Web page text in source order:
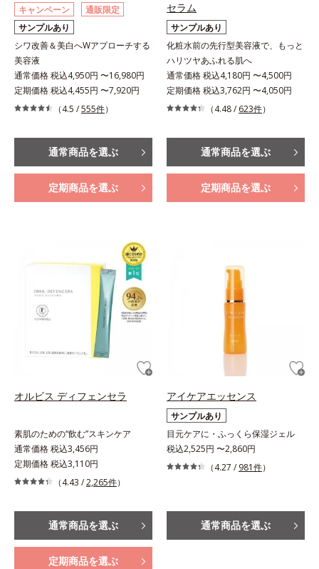
キャンペーン
通販限定
サンプルあり
シワ改善＆美白へWアプローチする
美容液
通常価格 税込4,950円 〜16,980円
定期価格 税込4,455円 〜7,920円
（4.5 /555件）
通常商品を選ぶ
定期商品を選ぶ
セラム
サンプルあり
化粧水前の先行型美容液で、もっと
ハリツヤあふれる肌へ
通常価格 税込4,180円 〜4,500円
定期価格 税込3,762円 〜4,050円
（4.48 / 623件）
通常商品を選ぶ
定期商品を選ぶ
オルビス ディフェンセラ
素肌のための“飲む”スキンケア
通常価格 税込3,456円
定期価格 税込3,110円
（4.43 /2,265件）
通常商品を選ぶ
定期商品を選ぶ
アイケアエッセンス
サンプルあり
目元ケアに・ふっくら保湿ジェル
税込2,525円 〜2,860円
（4.27 / 981件）
通常商品を選ぶ